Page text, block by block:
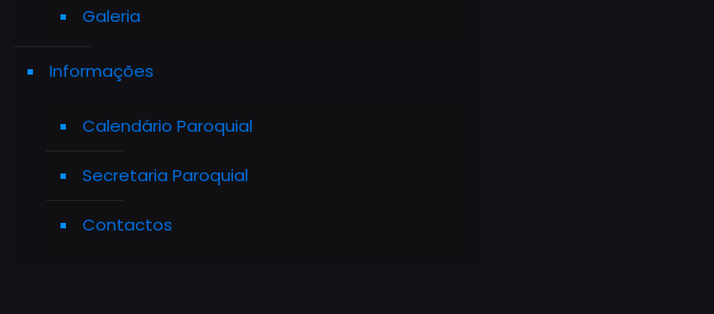
Galeria
Informações
Calendário Paroquial
Secretaria Paroquial
Contactos